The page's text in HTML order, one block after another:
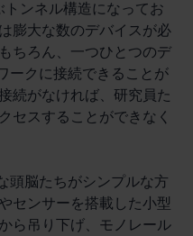
ンネル構造になってお
膨大な数のデバイスが必
ちろん、一つひとつのデ
ークに接続できることが
続がなければ、研究員た
セスすることができなく
頭脳たちがシンプルな方
センサーを搭載した小型
ら吊り下げ、モノレール